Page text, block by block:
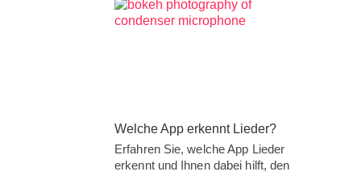
Welche App erkennt Lieder?
Erfahren Sie, welche App Lieder
erkennt und Ihnen dabei hilft, den